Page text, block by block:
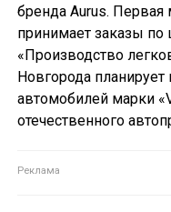
бренда Aurus. Первая
принимает заказы по
«Производство
Новгорода
автомобилей марки
отечественного